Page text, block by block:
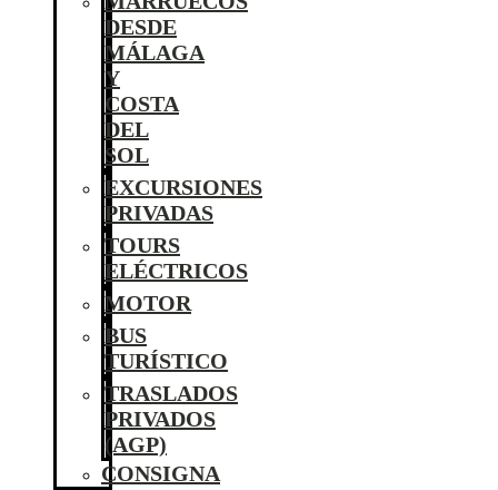
DESDE
MÁLAGA
Y
COSTA
DEL
SOL
EXCURSIONES
PRIVADAS
TOURS
ELÉCTRICOS
MOTOR
BUS
TURÍSTICO
TRASLADOS
PRIVADOS
(AGP)
CONSIGNA